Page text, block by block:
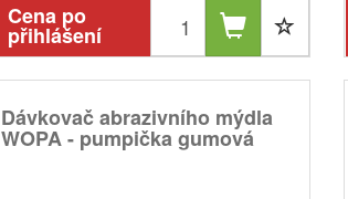
Cena po
přihlášení
Dávkovač abrazivního mýdla
WOPA - pumpička gumová